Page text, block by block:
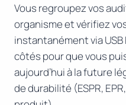
Vous regroupez vos
organisme et vérifiez
instantanément via USB
côtés pour que vous
aujourd’hui à la future
de durabilité (ESPR,